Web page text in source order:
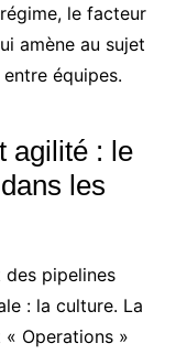
le facteur
amène au sujet
entre équipes.
agilité : le
les
pipelines
: la culture. La
Operations »